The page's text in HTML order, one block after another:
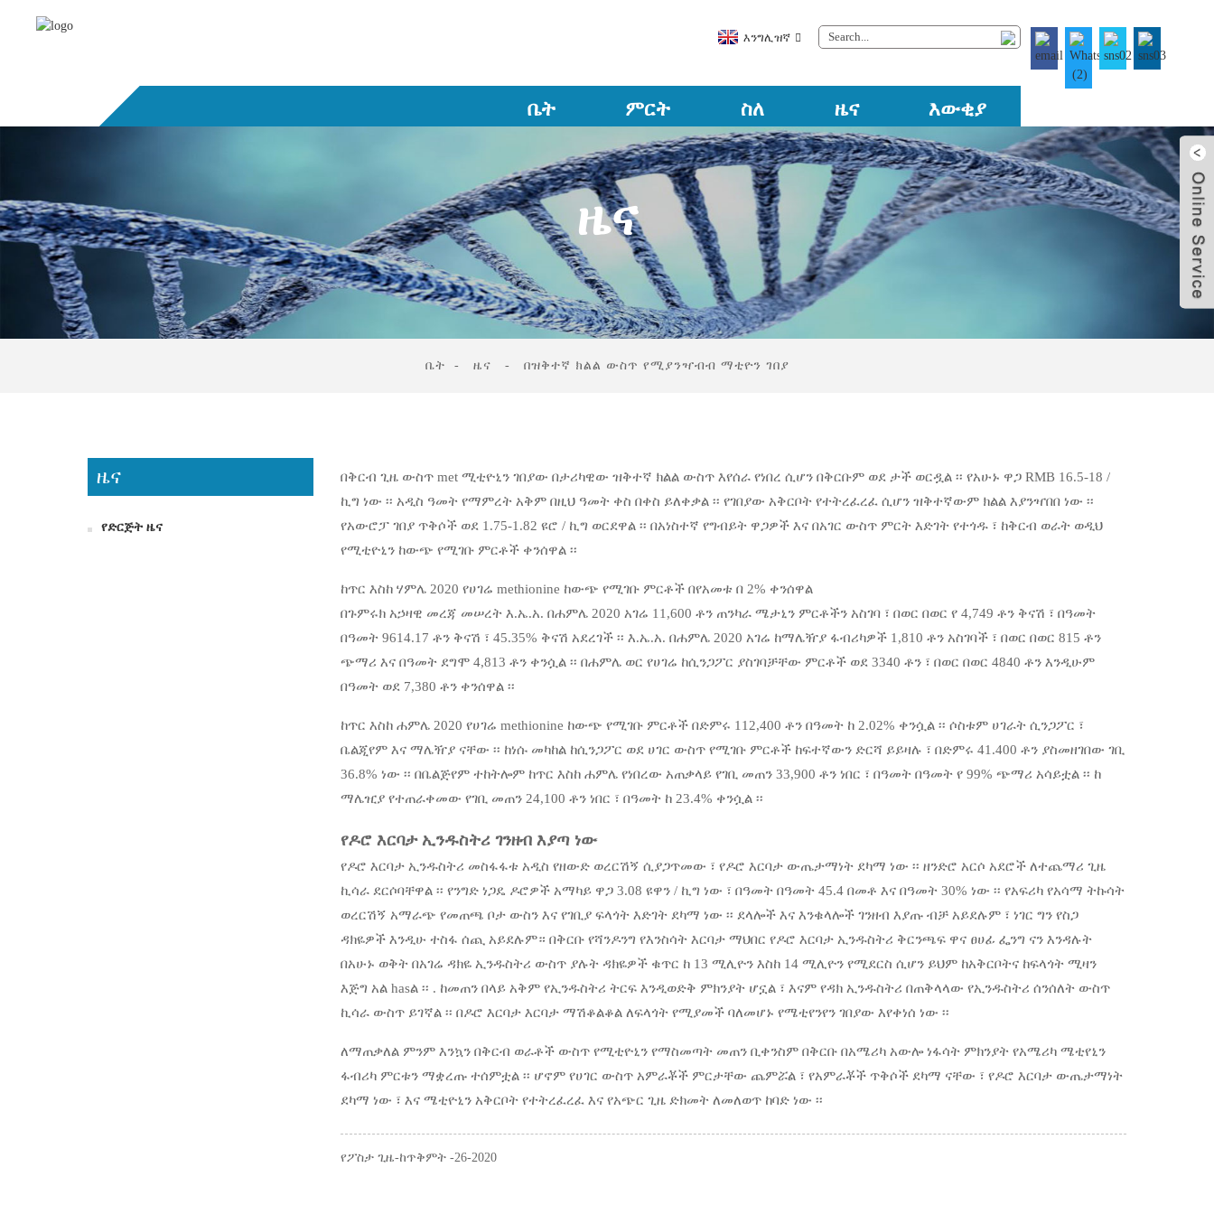
እንግሊዝኛ
ቤት ምርት ስለ ዜና እውቂያ
ዜና
ቤት ዜና በዝቅተኛ ክልል ውስጥ የሚያንዣብብ ማቲዮን ገበያ
ዜና
የድርጅት ዜና
በቅርብ ጊዜ ውስጥ met ሚቲዮኒን ገበያው በታሪካዊው ዝቅተኛ ክልል ውስጥ እየሰራ የነበረ ሲሆን በቅርቡም ወደ ታች ወርዷል ፡፡ የአሁኑ ዋጋ RMB 16.5-18 /
ኪግ ነው ፡፡ አዲስ ዓመት የማምረት አቅም በዚህ ዓመት ቀስ በቀስ ይለቀቃል ፡፡ የገበያው አቅርቦት የተትረፈረፈ ሲሆን ዝቅተኛውም ክልል እያንዣበበ ነው ፡፡
የአውሮፓ ገበያ ጥቅሶች ወደ 1.75-1.82 ዩሮ / ኪግ ወርደዋል ፡፡ በአነስተኛ የግብይት ዋጋዎች እና በአገር ውስጥ ምርት እድገት የተጎዱ ፣ ከቅርብ ወራት ወዲህ
የሚቲዮኒን ከውጭ የሚገቡ ምርቶች ቀንሰዋል ፡፡
ከጥር እስከ ሃምሌ 2020 የሀገሬ methionine ከውጭ የሚገቡ ምርቶች በየአመቱ በ 2% ቀንሰዋል
በጉምሩክ አኃዛዊ መረጃ መሠረት እ.ኤ.አ. በሐምሌ 2020 አገሬ 11,600 ቶን ጠንካራ ሜታኒን ምርቶችን አስገባ ፣ በወር በወር የ 4,749 ቶን ቅናሽ ፣ በዓመት
በዓመት 9614.17 ቶን ቅናሽ ፣ 45.35% ቅናሽ አደረገች ፡፡ እ.ኤ.አ. በሐምሌ 2020 አገሬ ከማሌዥያ ፋብሪካዎች 1,810 ቶን አስገባች ፣ በወር በወር 815 ቶን
ጭማሪ እና በዓመት ደግሞ 4,813 ቶን ቀንሷል ፡፡ በሐምሌ ወር የሀገሬ ከሲንጋፖር ያስገባቻቸው ምርቶች ወደ 3340 ቶን ፣ በወር በወር 4840 ቶን እንዲሁም
በዓመት ወደ 7,380 ቶን ቀንሰዋል ፡፡
ከጥር እስከ ሐምሌ 2020 የሀገሬ methionine ከውጭ የሚገቡ ምርቶች በድምሩ 112,400 ቶን በዓመት ከ 2.02% ቀንሷል ፡፡ ሶስቱም ሀገራት ሲንጋፖር ፣
ቤልጂየም እና ማሌዥያ ናቸው ፡፡ ከነሱ መካከል ከሲንጋፖር ወደ ሀገር ውስጥ የሚገቡ ምርቶች ከፍተኛውን ድርሻ ይይዛሉ ፣ በድምሩ 41.400 ቶን ያስመዘገበው ገቢ
36.8% ነው ፡፡ በቤልጅየም ተከትሎም ከጥር እስከ ሐምሌ የነበረው አጠቃላይ የገቢ መጠን 33,900 ቶን ነበር ፣ በዓመት በዓመት የ 99% ጭማሪ አሳይቷል ፡፡ ከ
ማሌዢያ የተጠራቀመው የገቢ መጠን 24,100 ቶን ነበር ፣ በዓመት ከ 23.4% ቀንሷል ፡፡
የዶሮ እርባታ ኢንዱስትሪ ገንዘብ እያጣ ነው
የዶሮ እርባታ ኢንዱስትሪ መስፋፋቱ አዲስ የዘውድ ወረርሽኝ ሲያጋጥመው ፣ የዶሮ እርባታ ውጤታማነት ደካማ ነው ፡፡ ዘንድሮ አርሶ አደሮች ለተጨማሪ ጊዜ
ኪሳራ ደርሶባቸዋል ፡፡ የንግድ ነጋዴ ዶሮዎች አማካይ ዋጋ 3.08 ዩዋን / ኪግ ነው ፣ በዓመት በዓመት 45.4 በመቶ እና በዓመት 30% ነው ፡፡ የአፍሪካ የአሳማ ትኩሳት
ወረርሽኝ አማራጭ የመጠጫ ቦታ ውስን እና የገቢያ ፍላጎት እድገት ደካማ ነው ፡፡ ደላሎች እና እንቁላሎች ገንዘብ እያጡ ብቻ አይደሉም ፣ ነገር ግን የስጋ
ዳክዬዎች እንዲሁ ተስፋ ሰጪ አይደሉም። በቅርቡ የሻንዶንግ የእንስሳት እርባታ ማህበር የዶሮ እርባታ ኢንዱስትሪ ቅርንጫፍ ዋና ፀሀፊ ፌንግ ናን እንዳሉት
በአሁኑ ወቅት በአገሬ ዳክዬ ኢንዱስትሪ ውስጥ ያሉት ዳክዬዎች ቁጥር ከ 13 ሚሊዮን እስከ 14 ሚሊዮን የሚደርስ ሲሆን ይህም ከአቅርቦትና ከፍላጎት ሚዛን
እጅግ አል hasል ፡፡ . ከመጠን በላይ አቅም የኢንዱስትሪ ትርፍ እንዲወድቅ ምክንያት ሆኗል ፣ እናም የዳክ ኢንዱስትሪ በጠቅላላው የኢንዱስትሪ ሰንሰለት ውስጥ
ኪሳራ ውስጥ ይገኛል ፡፡ በዶሮ እርባታ እርባታ ማሽቆልቆል ለፍላጎት የሚያመች ባለመሆኑ የሜቲየንየን ገበያው እየቀነሰ ነው ፡፡
ለማጠቃለል ምንም እንኳን በቅርብ ወራቶች ውስጥ የሚቲዮኒን የማስመጣት መጠን ቢቀንስም በቅርቡ በአሜሪካ አውሎ ነፋሳት ምክንያት የአሜሪካ ሜቲየኒን
ፋብሪካ ምርቱን ማቋረጡ ተሰምቷል ፡፡ ሆኖም የሀገር ውስጥ አምራቾች ምርታቸው ጨምሯል ፣ የአምራቾች ጥቅሶች ደካማ ናቸው ፣ የዶሮ እርባታ ውጤታማነት
ደካማ ነው ፣ እና ሜቲዮኒን አቅርቦት የተትረፈረፈ እና የአጭር ጊዜ ድክመት ለመለወጥ ከባድ ነው ፡፡
የፖስታ ጊዜ-ከጥቅምት -26-2020